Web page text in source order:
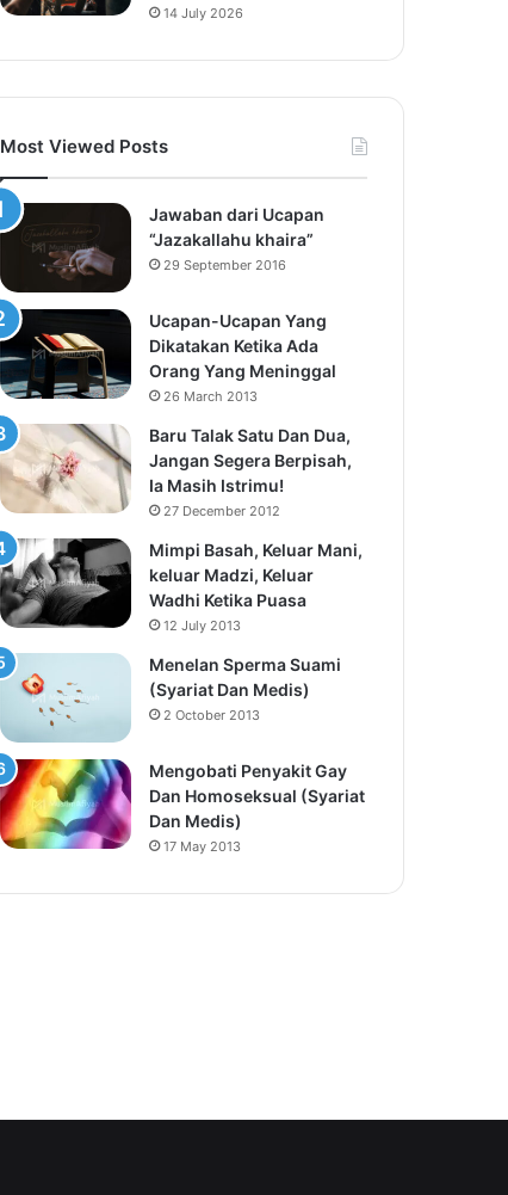
14 July 2026
Most Viewed Posts
Jawaban dari Ucapan
“Jazakallahu khaira”
29 September 2016
Ucapan-Ucapan Yang
Dikatakan Ketika Ada
Orang Yang Meninggal
26 March 2013
Baru Talak Satu Dan Dua,
Jangan Segera Berpisah,
Ia Masih Istrimu!
27 December 2012
Mimpi Basah, Keluar Mani,
keluar Madzi, Keluar
Wadhi Ketika Puasa
12 July 2013
Menelan Sperma Suami
(Syariat Dan Medis)
2 October 2013
Mengobati Penyakit Gay
Dan Homoseksual (Syariat
Dan Medis)
17 May 2013